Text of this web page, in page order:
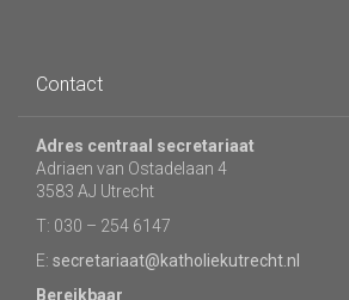
Contact
Adres centraal secretariaat
Adriaen van Ostadelaan 4
3583 AJ Utrecht
T: 030 – 254 6147
E: secretariaat@katholiekutrecht.nl
Bereikbaar